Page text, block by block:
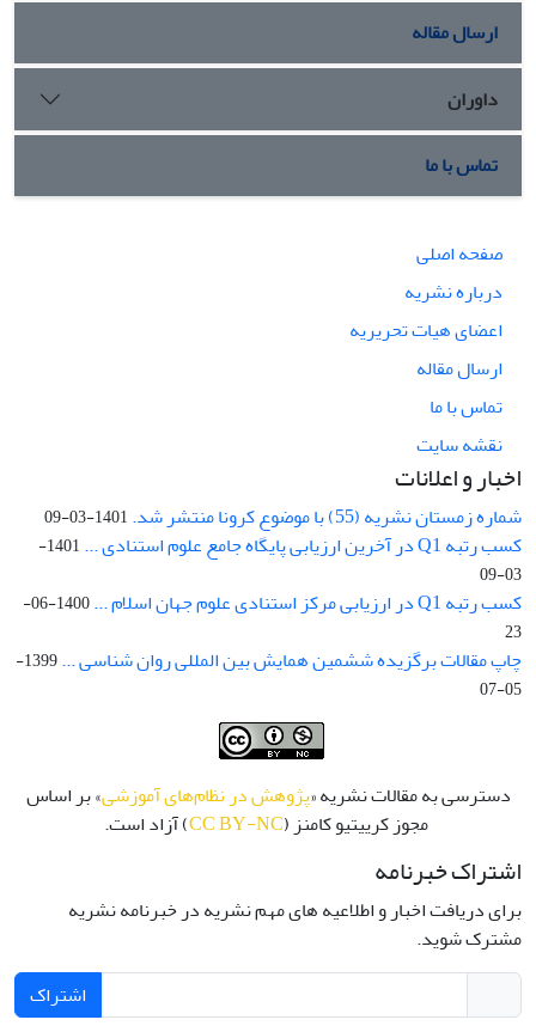
ارسال مقاله
داوران
تماس با ما
صفحه اصلی
درباره نشریه
اعضای هیات تحریریه
ارسال مقاله
تماس با ما
نقشه سایت
اخبار و اعلانات
شماره زمستان نشریه (55) با موضوع کرونا منتشر شد. 1401-03-09
کسب رتبه Q1 در آخرین ارزیابی پایگاه جامع علوم استنادی ...
1401-
03-09
کسب رتبه Q1 در ارزیابی مرکز استنادی علوم جهان اسلام ...
1400-06-
23
چاپ مقالات برگزیده ششمین همایش بین المللی روان شناسی ...
1399-
05-07
دسترسی به مقالات نشریه «پژوهش در نظام‌های آموزشی» بر اساس
مجوز کرییتیو کامنز (CC BY-NC) آزاد است.
اشتراک خبرنامه
برای دریافت اخبار و اطلاعیه های مهم نشریه در خبرنامه نشریه
مشترک شوید.
اشتراک